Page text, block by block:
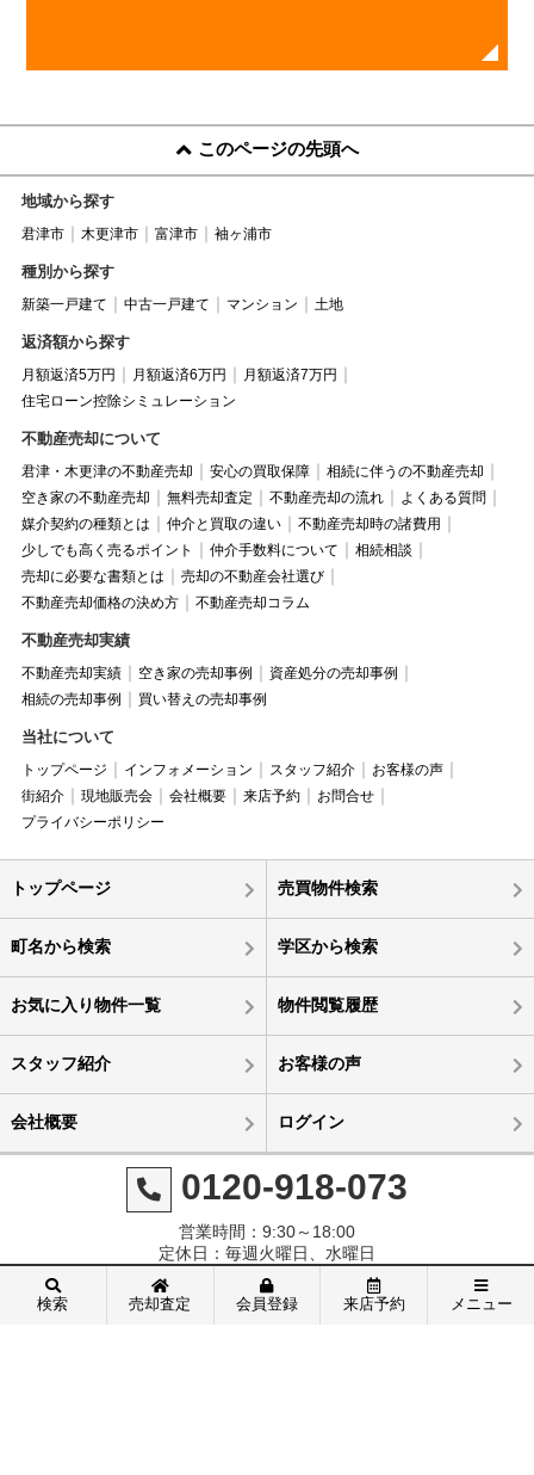
このページの先頭へ
地域から探す
君津市 木更津市 富津市 袖ヶ浦市
種別から探す
新築一戸建て 中古一戸建て マンション 土地
返済額から探す
月額返済5万円 月額返済6万円
月額返済7万円
住宅ローン控除シミュレーション
不動産売却について
君津・木更津の不動産売却 安心の買取保障
相続に伴うの不動産売却
空き家の不動産売却
無料売却査定 不動産売却の流れ
よくある質問
媒介契約の種類とは
仲介と買取の違い
不動産売却時の諸費用
少しでも高く売るポイント
仲介手数料について
相続相談
売却に必要な書類とは
売却の不動産会社選び
不動産売却価格の決め方
不動産売却コラム
不動産売却実績
不動産売却実績 空き家の売却事例
資産処分の売却事例
相続の売却事例
買い替えの売却事例
当社について
トップページ インフォメーション スタッフ紹介
お客様の声
街紹介
現地販売会 会社概要 来店予約
お問合せ
プライバシーポリシー
トップページ 売買物件検索
町名から検索 学区から検索
お気に入り物件一覧 物件閲覧履歴
スタッフ紹介 お客様の声
会社概要 ログイン
0120-918-073
営業時間：9:30～18:00
定休日：毎週火曜日、水曜日
検索 売却査定 会員登録 来店予約 メニュー